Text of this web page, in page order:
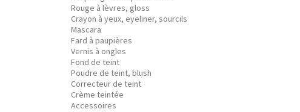
Rouge à lèvres, gloss
Crayon à yeux, eyeliner, sourcils
Mascara
Fard à paupières
Vernis à ongles
Fond de teint
Poudre de teint, blush
Correcteur de teint
Crème teintée
Accessoires